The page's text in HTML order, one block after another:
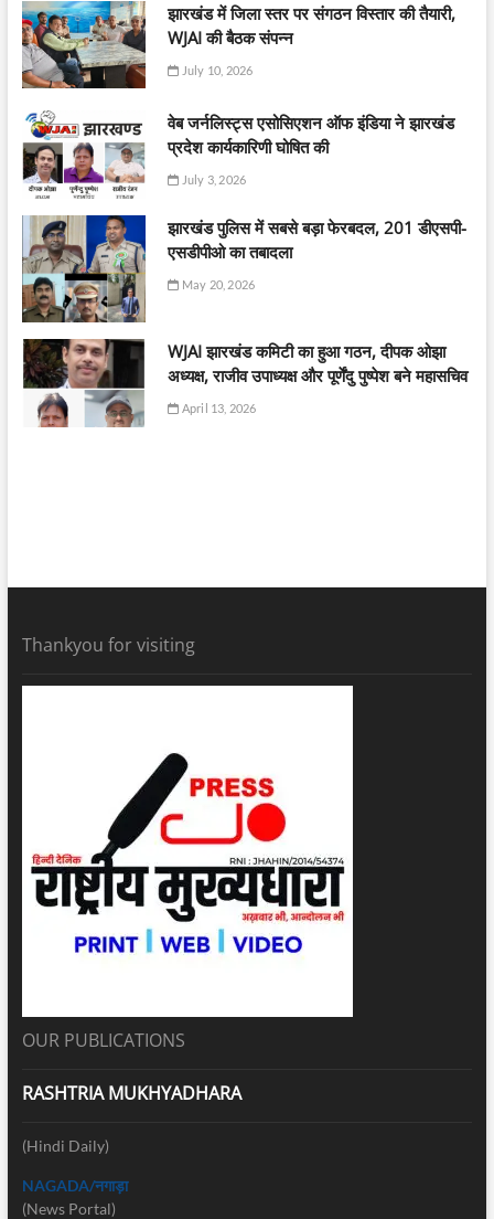
झारखंड में जिला स्तर पर संगठन विस्तार की तैयारी,
WJAI की बैठक संपन्न
July 10, 2026
वेब जर्नलिस्ट्स एसोसिएशन ऑफ इंडिया ने झारखंड
प्रदेश कार्यकारिणी घोषित की
July 3, 2026
झारखंड पुलिस में सबसे बड़ा फेरबदल, 201 डीएसपी-
एसडीपीओ का तबादला
May 20, 2026
WJAI झारखंड कमिटी का हुआ गठन, दीपक ओझा
अध्यक्ष, राजीव उपाध्यक्ष और पूर्णेंदु पुष्पेश बने महासचिव
April 13, 2026
Thankyou for visiting
OUR PUBLICATIONS
RASHTRIA MUKHYADHARA
(Hindi Daily)
NAGADA/नगाड़ा
(News Portal)